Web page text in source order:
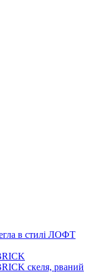
в стилі ЛОФТ
скеля, рваний